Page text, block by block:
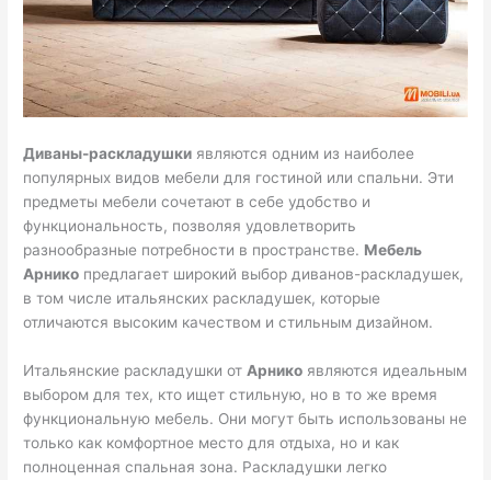
Диваны-раскладушки являются одним из наиболее
популярных видов мебели для гостиной или спальни. Эти
предметы мебели сочетают в себе удобство и
функциональность, позволяя удовлетворить
разнообразные потребности в пространстве. Мебель
Арнико предлагает широкий выбор диванов-раскладушек,
в том числе итальянских раскладушек, которые
отличаются высоким качеством и стильным дизайном.
Итальянские раскладушки от Арнико являются идеальным
выбором для тех, кто ищет стильную, но в то же время
функциональную мебель. Они могут быть использованы не
только как комфортное место для отдыха, но и как
полноценная спальная зона. Раскладушки легко